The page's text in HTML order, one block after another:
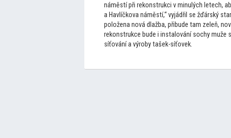
náměstí při rekonstrukci v minulých letech,
a Havlíčkova náměstí,“ vyjádřil se žďárský
položena nová dlažba, přibude tam zeleň,
rekonstrukce bude i instalování sochy
síťování a výroby tašek-síťovek.